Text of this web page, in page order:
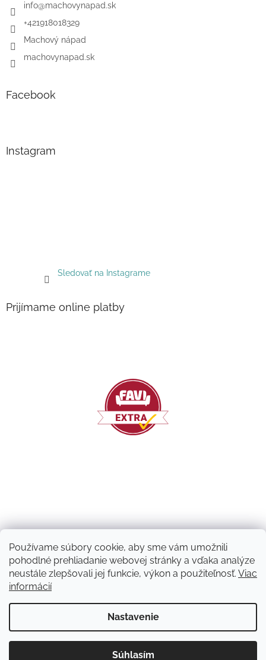
Používame súbory cookie, aby sme vám umožnili
pohodlné prehliadanie webovej stránky a vďaka analýze
neustále zlepšovali jej funkcie, výkon a použiteľnosť. Viac
informácií
Nastavenie
Súhlasím
info@machovynapad.sk
+421918018329
Machový nápad
machovynapad.sk
Facebook
Instagram
Sledovať na Instagrame
Prijímame online platby
vyhradené.